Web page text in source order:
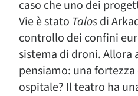
caso che uno dei
Vie è stato Talosdi
controllo dei confini
sistema di droni. Allora
pensiamo: una
ospitale? Il teatro ha